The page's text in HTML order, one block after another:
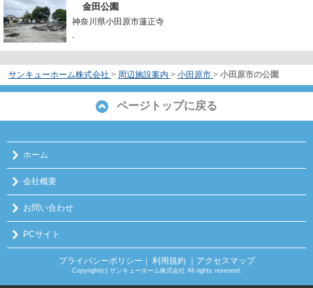
金田公園
神奈川県小田原市蓮正寺
-
サンキューホーム株式会社 > 周辺施設案内 > 小田原市 > 小田原市の公園
ページトップに戻る
ホーム
会社概要
お問い合わせ
PCサイト
プライバシーポリシー ｜ 利用規約 ｜アクセスマップ
Copyright(c) サンキューホーム株式会社 All rights reserved.